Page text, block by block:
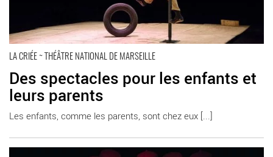
LA CRIÉE ~ THÉÂTRE NATIONAL DE MARSEILLE
Des spectacles pour les enfants et
leurs parents
Les enfants, comme les parents, sont chez eux [...]
En savoir plus